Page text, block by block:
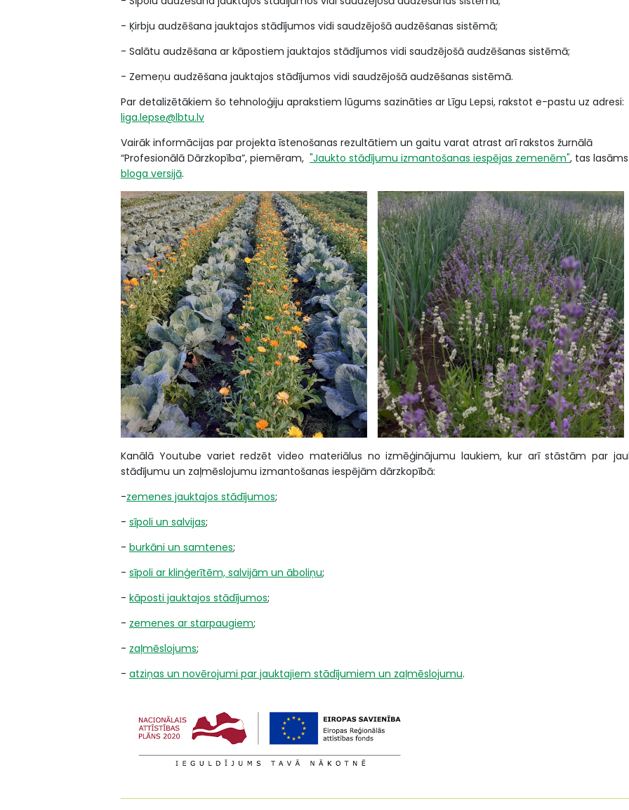
- Ķirbju audzēšana jauktajos stādījumos vidi saudzējošā audzēšanas sistēmā;
- Salātu audzēšana ar kāpostiem jauktajos stādījumos vidi saudzējošā audzēšanas sistēmā;
- Zemeņu audzēšana jauktajos stādījumos vidi saudzējošā audzēšanas sistēmā.
Par detalizētākiem šo tehnoloģiju aprakstiem lūgums sazināties ar Līgu Lepsi, rakstot e-pastu uz adresi:
liga.lepse@lbtu.lv
Vairāk informācijas par projekta īstenošanas rezultātiem un gaitu varat atrast arī rakstos žurnālā
“Profesionālā Dārzkopība”, piemēram, "Jaukto stādījumu izmantošanas iespējas zemenēm", tas
bloga versijā.
Kanālā Youtube variet redzēt video materiālus no izmēģinājumu laukiem, kur arī stāstām par
stādījumu un zaļmēslojumu izmantošanas iespējām dārzkopībā:
-zemenes jauktajos stādījumos;
- sīpoli un salvijas;
- burkāni un samtenes;
- sīpoli ar klinģerītēm, salvijām un āboliņu;
- kāposti jauktajos stādījumos;
- zemenes ar starpaugiem;
- zaļmēslojums;
- atziņas un novērojumi par jauktajiem stādījumiem un zaļmēslojumu.